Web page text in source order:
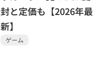
封と定価も【2026年最
新】
ゲーム